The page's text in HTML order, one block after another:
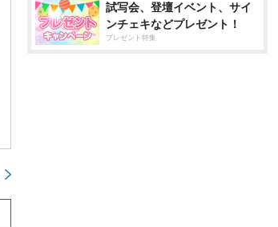
試写会、登壇イベント、サイ
ンチェキなどプレゼント！
プレゼント特集